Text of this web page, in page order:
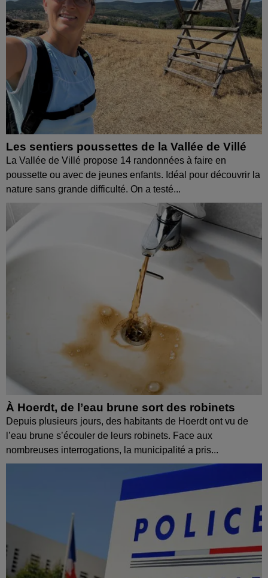
Les sentiers poussettes de la Vallée de Villé
La Vallée de Villé propose 14 randonnées à faire en
poussette ou avec de jeunes enfants. Idéal pour découvrir la
nature sans grande difficulté. On a testé...
À Hoerdt, de l’eau brune sort des robinets
Depuis plusieurs jours, des habitants de Hoerdt ont vu de
l’eau brune s’écouler de leurs robinets. Face aux
nombreuses interrogations, la municipalité a pris...